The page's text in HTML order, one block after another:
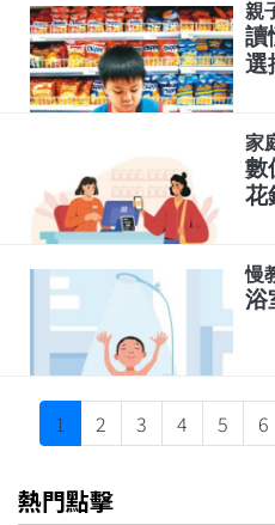
親
讀
選
家
數
花
慢
浴
1 2 3 4 5 6
熱門點擊